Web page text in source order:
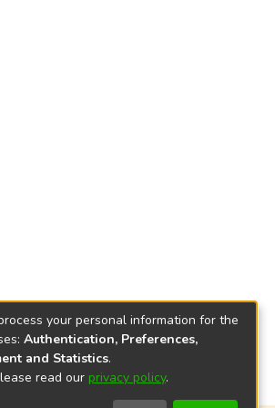
your personal information for the
Authentication, Preferences,
and Statistics.
read our privacy policy.